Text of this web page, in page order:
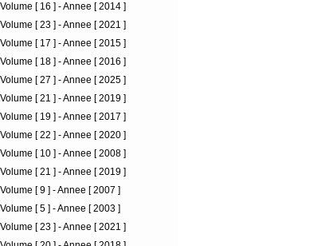
[ 16 ] - Annee [ 2014 ]
[ 23 ] - Annee [ 2021 ]
[ 17 ] - Annee [ 2015 ]
[ 18 ] - Annee [ 2016 ]
[ 27 ] - Annee [ 2025 ]
[ 21 ] - Annee [ 2019 ]
[ 19 ] - Annee [ 2017 ]
[ 22 ] - Annee [ 2020 ]
[ 10 ] - Annee [ 2008 ]
[ 21 ] - Annee [ 2019 ]
[ 9 ] - Annee [ 2007 ]
[ 5 ] - Annee [ 2003 ]
[ 23 ] - Annee [ 2021 ]